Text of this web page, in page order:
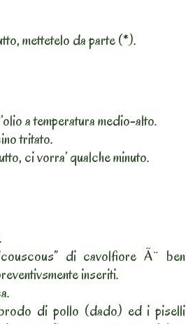
mettetelo da parte (*).
a temperatura medio-alto.
tritato.
ci vorra’ qualche minuto.
di cavolfiore Ã¨ ben
inseriti.
brodo di pollo (dado) ed i piselli